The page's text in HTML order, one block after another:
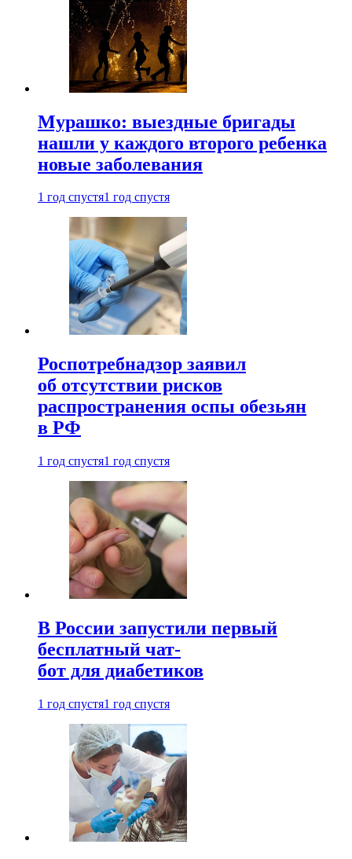
Мурашко: выездные бригады
нашли у каждого второго ребенка
новые заболевания
1 год спустя1 год спустя
Роспотребнадзор заявил
об отсутствии рисков
распространения оспы обезьян
в РФ
1 год спустя1 год спустя
В России запустили первый
бесплатный чат-
бот для диабетиков
1 год спустя1 год спустя